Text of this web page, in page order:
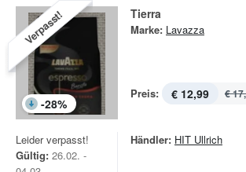
Verpasst!
-28%
Tierra
Marke: Lavazza
Preis: € 12,99 €
Leider verpasst!
Gültig: 26.02. -
Händler: HIT Ullrich